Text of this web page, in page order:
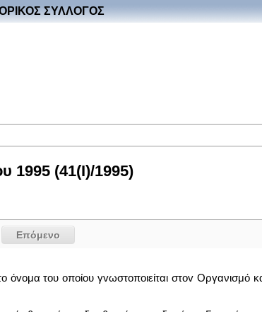
ΣΥΛΛΟΓΟΣ
1995 (41(I)/1995)
Επόμενο
όvoμα του oπoίoυ γvωστoπoιείται στov Οργανισμό